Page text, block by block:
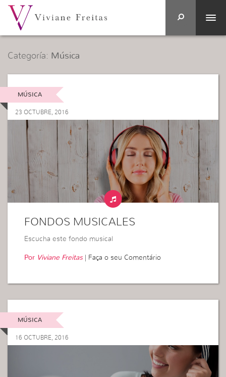
Categoría: Música
MÚSICA
23 OCTUBRE, 2016
FONDOS MUSICALES
Escucha este fondo musical
Por Viviane Freitas| Faça o seu Comentário
MÚSICA
16 OCTUBRE, 2016